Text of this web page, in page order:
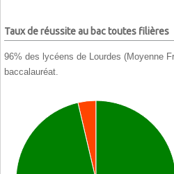
Taux de réussite au bac toutes filières
96% des lycéens de Lourdes (Moyenne
baccalauréat.